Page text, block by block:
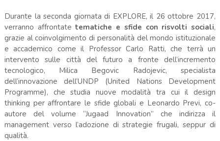
Durante la seconda giornata di EXPLORE, il 26 ottobre 2017,
verranno affrontatetematiche e sfide con risvolti sociali,
grazie al coinvolgimento di personalità del mondo istituzionale
e accademico come il Professor Carlo Ratti, che terrà un
intervento sulle città del futuro a fronte dell’incremento
tecnologico, Milica Begovic Radojevic, specialista
dell’innovazione dell’UNDP (United Nations Development
Programme), che studia nuove modalità tra cui il design
thinking per affrontare le sfide globali e Leonardo Previ, co-
autore del volume “Jugaad Innovation” che indirizza il
management verso l’adozione di strategie frugali, seppur di
qualità.